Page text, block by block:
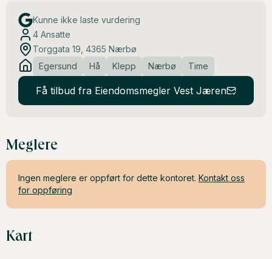
Kunne ikke laste vurdering
4 Ansatte
Torggata 19, 4365 Nærbø
Egersund
Hå Klepp Nærbø Time
Få tilbud fra Eiendomsmegler Vest Jæren
Meglere
Ingen meglere er oppført for dette kontoret. Kontakt oss
for oppføring
Kart